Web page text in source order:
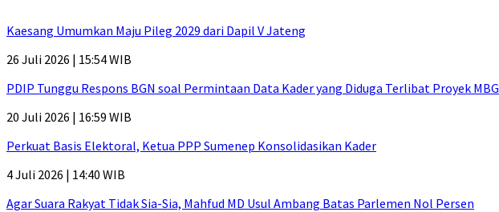
Kaesang Umumkan Maju Pileg 2029 dari Dapil V Jateng
26 Juli 2026 | 15:54 WIB
PDIP Tunggu Respons BGN soal Permintaan Data Kader yang Diduga Terlibat Proyek MBG
20 Juli 2026 | 16:59 WIB
Perkuat Basis Elektoral, Ketua PPP Sumenep Konsolidasikan Kader
4 Juli 2026 | 14:40 WIB
Agar Suara Rakyat Tidak Sia-Sia, Mahfud MD Usul Ambang Batas Parlemen Nol Persen